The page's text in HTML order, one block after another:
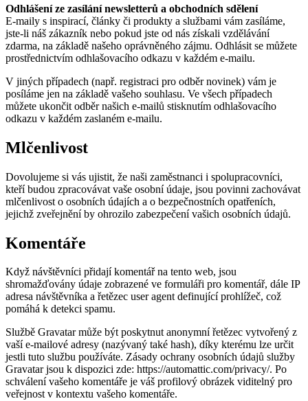
Odhlášení ze zasílání newsletterů a obchodních sdělení
E-maily s inspirací, články či produkty a službami vám zasíláme,
jste-li náš zákazník nebo pokud jste od nás získali vzdělávání
zdarma, na základě našeho oprávněného zájmu. Odhlásit se můžete
prostřednictvím odhlašovacího odkazu v každém e-mailu.
V jiných případech (např. registraci pro odběr novinek) vám je
posíláme jen na základě vašeho souhlasu. Ve všech případech
můžete ukončit odběr našich e-mailů stisknutím odhlašovacího
odkazu v každém zaslaném e-mailu.
Mlčenlivost
Dovolujeme si vás ujistit, že naši zaměstnanci i spolupracovníci,
kteří budou zpracovávat vaše osobní údaje, jsou povinni zachovávat
mlčenlivost o osobních údajích a o bezpečnostních opatřeních,
jejichž zveřejnění by ohrozilo zabezpečení vašich osobních údajů.
Komentáře
Když návštěvníci přidají komentář na tento web, jsou
shromažďovány údaje zobrazené ve formuláři pro komentář, dále IP
adresa návštěvníka a řetězec user agent definující prohlížeč, což
pomáhá k detekci spamu.
Službě Gravatar může být poskytnut anonymní řetězec vytvořený z
vaší e-mailové adresy (nazývaný také hash), díky kterému lze určit
jestli tuto službu používáte. Zásady ochrany osobních údajů služby
Gravatar jsou k dispozici zde: https://automattic.com/privacy/. Po
schválení vašeho komentáře je váš profilový obrázek viditelný pro
veřejnost v kontextu vašeho komentáře.